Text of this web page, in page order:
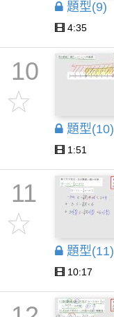
題型(9)
4:35
10
題型(10)
1:51
11
題型(11)
10:17